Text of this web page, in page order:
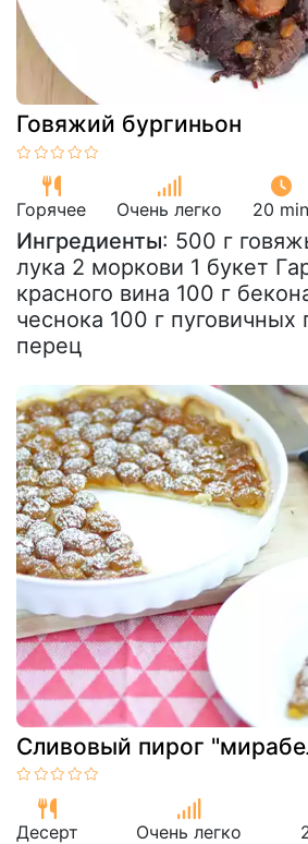
Говяжий бургиньон
Горячее Очень легко 20 min
Ингредиенты: 500 г
лука 2 моркови 1 букет
красного вина 100 г
чеснока 100 г пуговичных
перец
Сливовый пирог
Десерт Очень легко